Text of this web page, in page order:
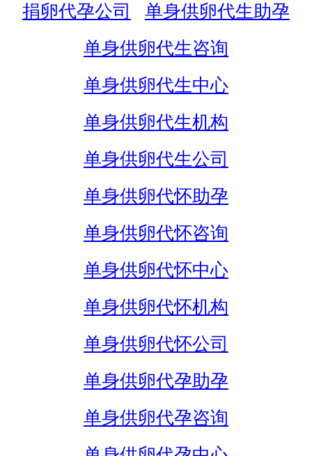
捐卵代孕公司
单身供卵代生助孕
单身供卵代生咨询
单身供卵代生中心
单身供卵代生机构
单身供卵代生公司
单身供卵代怀助孕
单身供卵代怀咨询
单身供卵代怀中心
单身供卵代怀机构
单身供卵代怀公司
单身供卵代孕助孕
单身供卵代孕咨询